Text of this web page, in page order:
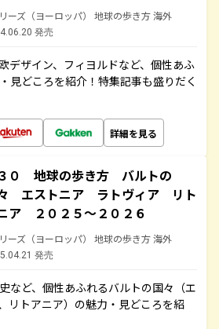
ーズ（ヨーロッパ） 地球の歩き方 海外
発売
デザイン、フィヨルドなど、個性あふ
見どころを紹介！特集記事も盛りだく
詳細を見る
０ 地球の歩き方 バルトの
エストニア ラトヴィア リト
ア ２０２５～２０２６
ーズ（ヨーロッパ） 地球の歩き方 海外
発売
など、個性あふれるバルトの国々（エ
リトアニア）の魅力・見どころを紹